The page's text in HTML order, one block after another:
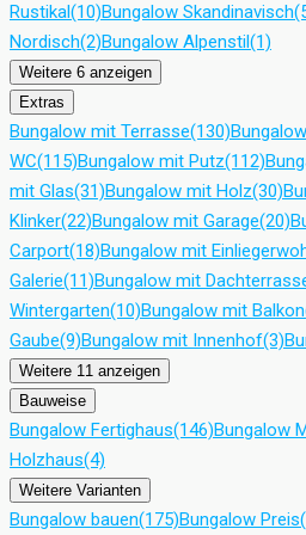
Rustikal(10)Bungalow Skandinavisch
Nordisch(2)Bungalow Alpenstil(1)
Weitere 6 anzeigen
Extras
Bungalow mit Terrasse(130)
WC(115)Bungalow mit Putz(112)
mit Glas(31)Bungalow mit Holz(30)
Klinker(22)Bungalow mit Garage(20)
Carport(18)Bungalow mit
Galerie(11)Bungalow mit
Wintergarten(10)Bungalow mit Balkon
Gaube(9)Bungalow mit Innenhof(3)
Weitere 11 anzeigen
Bauweise
Bungalow Fertighaus(146)Bungalow
Holzhaus(4)
Weitere Varianten
Bungalow bauen(175)Bungalow Preis